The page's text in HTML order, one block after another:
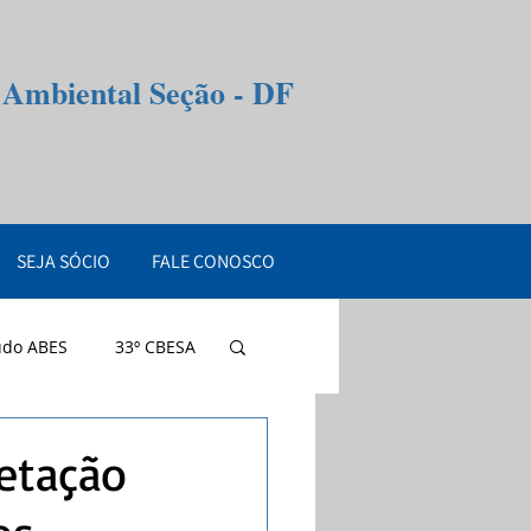
Seção - DF
SEJA SÓCIO FALE CONOSCO
ABES 33º CBESA